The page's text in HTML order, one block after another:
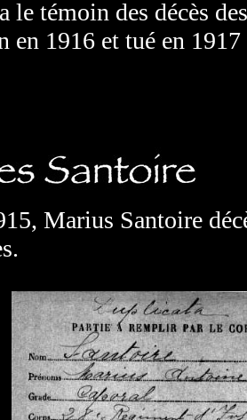
le témoin des décès
en 1916 et tué en
Marius Santoire